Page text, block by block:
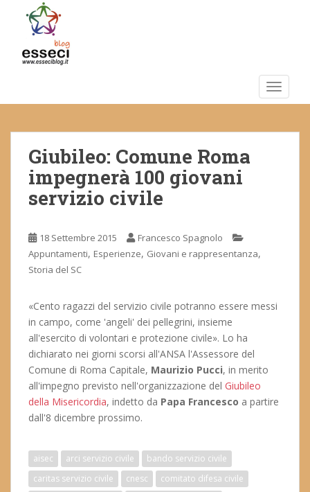
m
Giubileo: Comune Roma
impegnerà 100 giovani
servizio civile
18 Settembre 2015
Francesco Spagnolo
Appuntamenti, Esperienze, Giovani e rappresentanza,
Storia del SC
«Cento ragazzi del servizio civile potranno essere messi
in campo, come 'angeli' dei pellegrini, insieme
all'esercito di volontari e protezione civile». Lo ha
dichiarato nei giorni scorsi all'ANSA l'Assessore del
Comune di Roma Capitale, Maurizio Pucci, in merito
all'impegno previsto nell'organizzazione del Giubileo
della Misericordia, indetto da Papa Francesco a partire
dall'8 dicembre prossimo.
aisec arci servizio civile
bando servizio civile
caritas servizio civile
cnesc
comitato difesa civile